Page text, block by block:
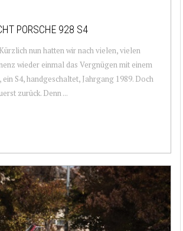
PORSCHE 928 S4
nun hatten wir nach vielen, vielen
wieder einmal das Vergnügen mit einem
ein S4, handgeschaltet, Jahrgang 1989. Doch
zurück. Denn ...